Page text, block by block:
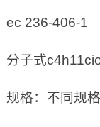
ec 236-406-1
分子式
规格：不同规